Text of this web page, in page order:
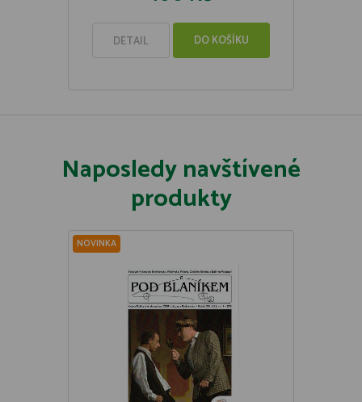
DETAIL DO KOŠÍKU
Naposledy navštívené
produkty
NOVINKA